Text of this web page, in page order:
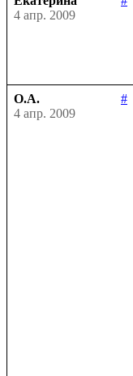
4 апр. 2009
О.А.
#
4 апр. 2009